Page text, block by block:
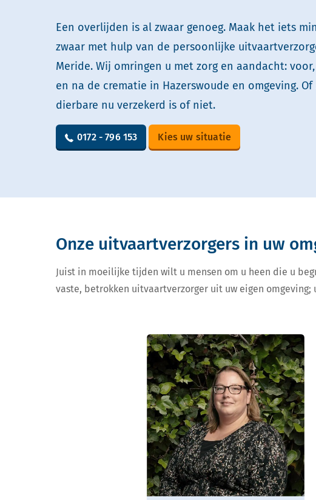
Een overlijden is al zwaar genoeg. Maak het iets
zwaar met hulp van de persoonlijke
Meride. Wij omringen u met zorg en aandacht:
en na de crematie in Hazerswoude en omgeving. Of
dierbare nu verzekerd is of niet.
0172 - 796 153 Kies uw situatie
Onze uitvaartverzorgers in uw
Juist in moeilijke tijden wilt u mensen om u heen die u
vaste, betrokken uitvaartverzorger uit uw eigen omgeving;